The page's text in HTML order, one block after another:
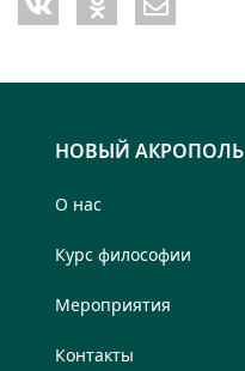
НОВЫЙ АКРОПОЛЬ
О нас
Курс философии
Мероприятия
Контакты